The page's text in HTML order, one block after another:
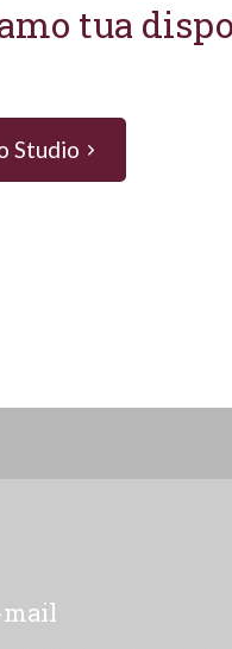
tua
Studio
mail